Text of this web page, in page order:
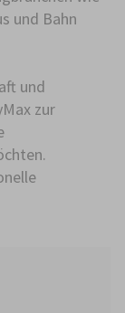
und Bahn
und
zur